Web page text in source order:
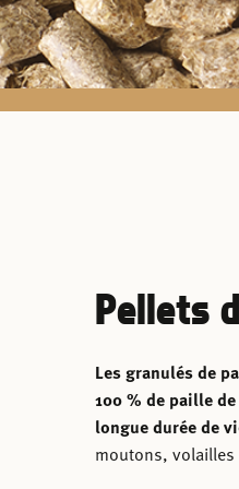
Pellets
Les granulés de
100 % de paille
longue durée de
moutons, volailles